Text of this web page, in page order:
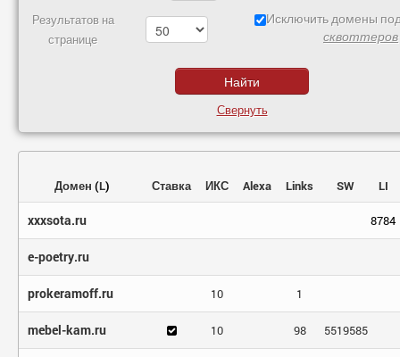
Результатов на
странице
Исключить домены
сквоттеров
Свернуть
Домен (L) Ставка ИКС Alexa Links SW LI
xxxsota.ru 8784
e-poetry.ru
prokeramoff.ru 10 1
mebel-kam.ru 10 98 5519585